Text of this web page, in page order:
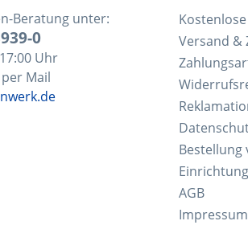
Beratung unter:
0
Uhr
Mail
Versand &
AGB
Impressum